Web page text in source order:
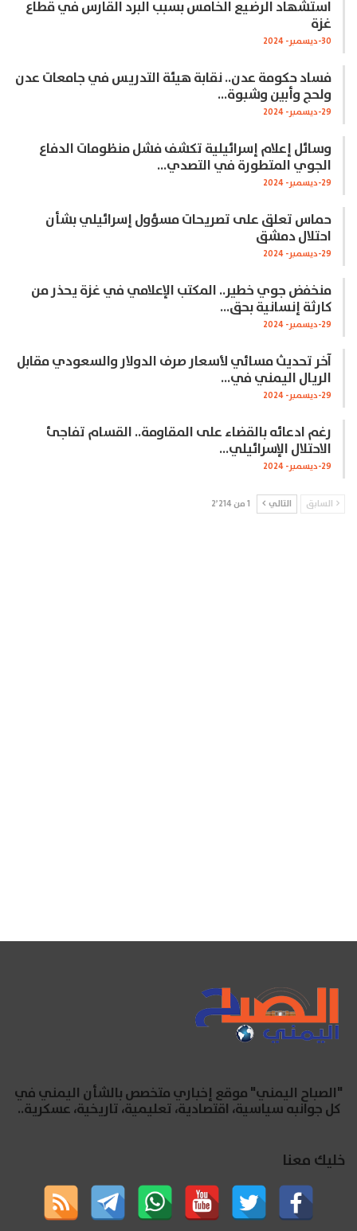
استشهاد الرضيع الخامس بسبب البرد القارس في قطاع
غزة
30-ديسمبر- 2024
فساد حكومة عدن.. نقابة هيئة التدريس في جامعات عدن
ولحج وأبين وشبوة…
29-ديسمبر- 2024
وسائل إعلام إسرائيلية تكشف فشل منظومات الدفاع
الجوي المتطورة في التصدي…
29-ديسمبر- 2024
حماس تعلق على تصريحات مسؤول إسرائيلي بشأن
احتلال دمشق
29-ديسمبر- 2024
منخفض جوي خطير.. المكتب الإعلامي في غزة يحذر من
كارثة إنسانية بحق…
29-ديسمبر- 2024
آخر تحديث مسائي لأسعار صرف الدولار والسعودي مقابل
الريال اليمني في…
29-ديسمبر- 2024
رغم ادعائه بالقضاء على المقاومة.. القسام تفاجئ
الاحتلال الإسرائيلي…
29-ديسمبر- 2024
السابق التالي 1 من 2٬214
"الصباح اليمني" موقع إخباري متخصص بالشأن اليمني في
كل جوانبه سياسية، اقتصادية، تعليمية، تاريخية، عسكرية..
خليك معنا